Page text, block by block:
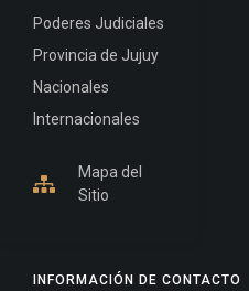
INFORMACIÓN DE CONTACTO
Poderes Judiciales
Provincia de Jujuy
Nacionales
Internacionales
Mapa del
Sitio